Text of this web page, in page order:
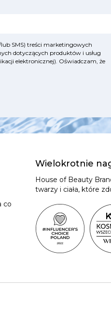
SMS) treści marketingowych
dotyczących produktów i usług
elektronicznej). Oświadczam, że
co
Wielokrotnie
House of Beauty
twarzy i ciała, które